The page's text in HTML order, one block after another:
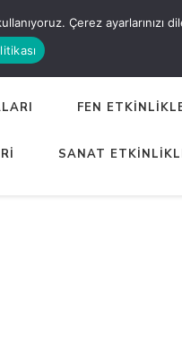
FEN
SANAT
Çerez